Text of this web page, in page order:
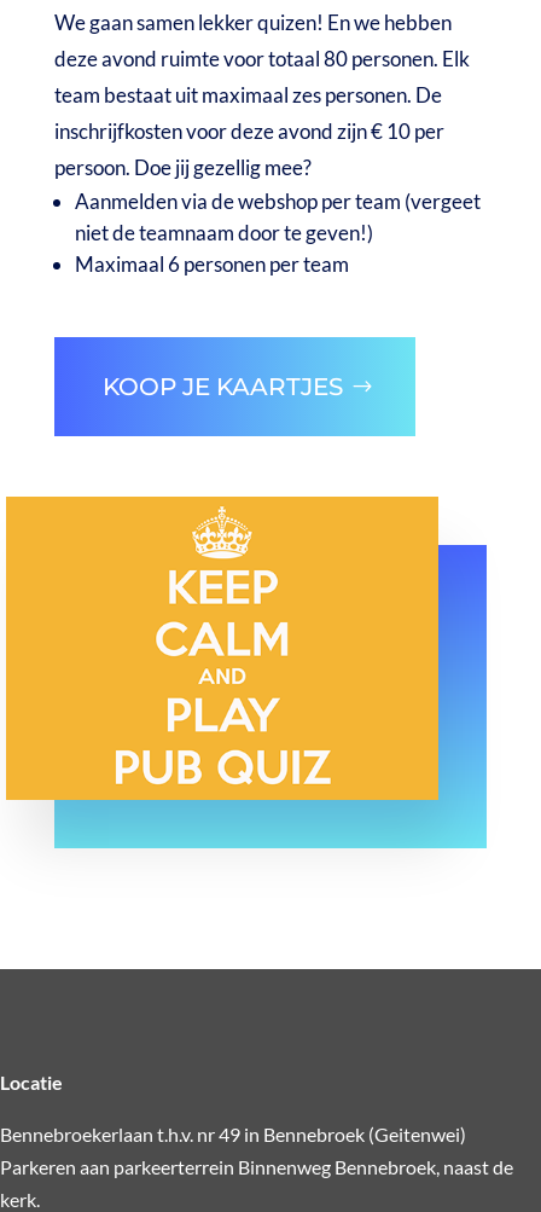
We gaan samen lekker quizen! En we hebben
deze avond ruimte voor totaal 80 personen. Elk
team bestaat uit maximaal zes personen. De
inschrijfkosten voor deze avond zijn € 10 per
persoon. Doe jij gezellig mee?
Aanmelden via de webshop per team (vergeet
niet de teamnaam door te geven!)
Maximaal 6 personen per team
KOOP JE KAARTJES
Locatie
Bennebroekerlaan t.h.v. nr 49 in Bennebroek (Geitenwei)
Parkeren aan parkeerterrein Binnenweg Bennebroek, naast de
kerk.